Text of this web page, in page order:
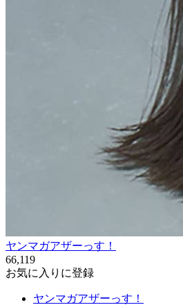
ヤンマガアザーっす！
66,119
お気に入りに登録
ヤンマガアザーっす！